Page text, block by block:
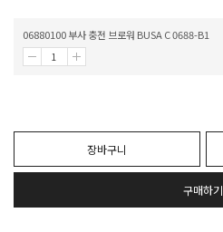
06880100 부사 충전 브로워 BUSA C 0688-B1
장바구니
구매하기